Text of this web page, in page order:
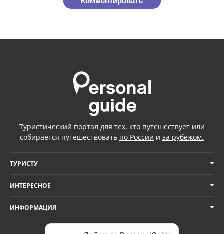
Туристический портал для тех, кто путешествует или
собирается путешествовать по России и за рубежом.
ТУРИСТУ
ИНТЕРЕСНОЕ
ИНФОРМАЦИЯ